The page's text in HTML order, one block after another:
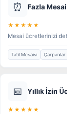
⏰ Fazla
★★★★★
Mesai ücretlerinizi
Tatil Mesaisi Çarpanlar
📅 Yıllık İzin
★★★★★